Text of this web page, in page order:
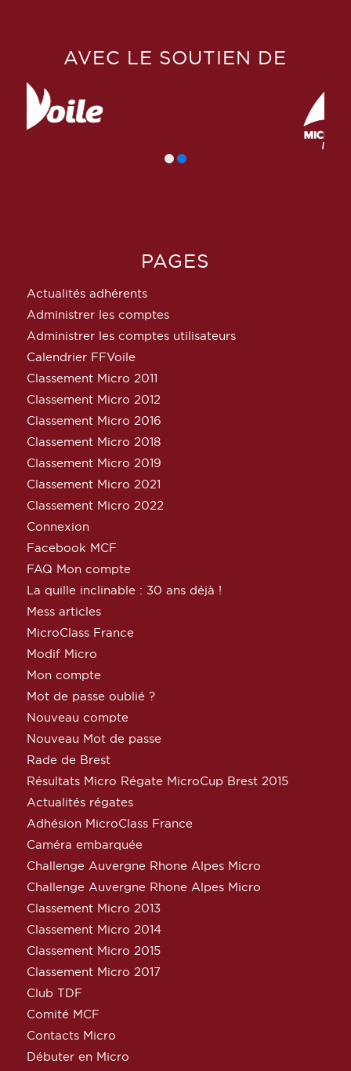
AVEC LE SOUTIEN DE
PAGES
Actualités adhérents
Administrer les comptes
Administrer les comptes utilisateurs
Calendrier FFVoile
Classement Micro 2011
Classement Micro 2012
Classement Micro 2016
Classement Micro 2018
Classement Micro 2019
Classement Micro 2021
Classement Micro 2022
Connexion
Facebook MCF
FAQ Mon compte
La quille inclinable : 30 ans déjà !
Mess articles
MicroClass France
Modif Micro
Mon compte
Mot de passe oublié ?
Nouveau compte
Nouveau Mot de passe
Rade de Brest
Résultats Micro Régate MicroCup Brest 2015
Actualités régates
Adhésion MicroClass France
Caméra embarquée
Challenge Auvergne Rhone Alpes Micro
Challenge Auvergne Rhone Alpes Micro
Classement Micro 2013
Classement Micro 2014
Classement Micro 2015
Classement Micro 2017
Club TDF
Comité MCF
Contacts Micro
Débuter en Micro